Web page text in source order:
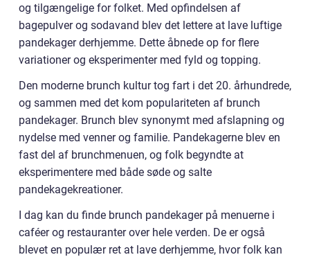
og tilgængelige for folket. Med opfindelsen af
bagepulver og sodavand blev det lettere at lave luftige
pandekager derhjemme. Dette åbnede op for flere
variationer og eksperimenter med fyld og topping.
Den moderne brunch kultur tog fart i det 20. århundrede,
og sammen med det kom populariteten af brunch
pandekager. Brunch blev synonymt med afslapning og
nydelse med venner og familie. Pandekagerne blev en
fast del af brunchmenuen, og folk begyndte at
eksperimentere med både søde og salte
pandekagekreationer.
I dag kan du finde brunch pandekager på menuerne i
caféer og restauranter over hele verden. De er også
blevet en populær ret at lave derhjemme, hvor folk kan